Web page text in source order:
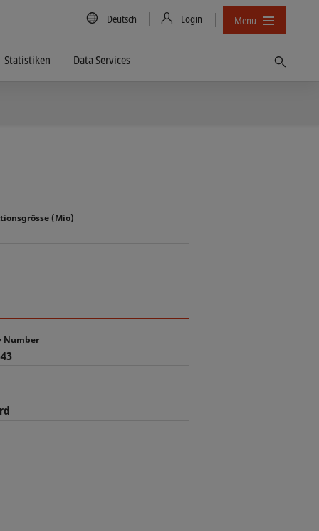
Country/Language
Deutsch Login Menu
Statistiken Data Services
(Mio)
Number